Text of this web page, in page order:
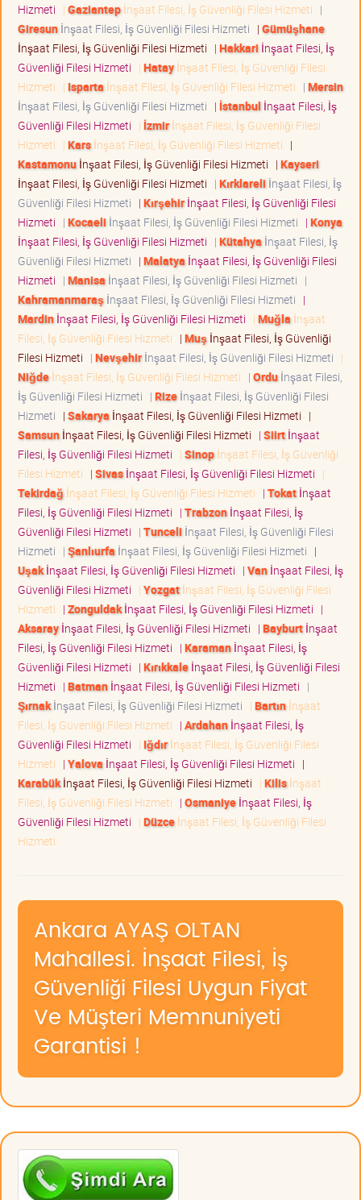
Hizmeti | Gaziantepİnşaat Filesi, İş Güvenliği Filesi Hizmeti |
Giresunİnşaat Filesi, İş Güvenliği Filesi Hizmeti | Gümüşhane
İnşaat Filesi, İş Güvenliği Filesi Hizmeti | Hakkari İnşaat Filesi, İş
Güvenliği Filesi Hizmeti | Hatayİnşaat Filesi, İş Güvenliği Filesi
Hizmeti | Isparta İnşaat Filesi, İş Güvenliği Filesi Hizmeti | Mersin
İnşaat Filesi, İş Güvenliği Filesi Hizmeti | İstanbul İnşaat Filesi, İş
Güvenliği Filesi Hizmeti | İzmirİnşaat Filesi, İş Güvenliği Filesi
Hizmeti | Karsİnşaat Filesi, İş Güvenliği Filesi Hizmeti |
Kastamonuİnşaat Filesi, İş Güvenliği Filesi Hizmeti | Kayseri
İnşaat Filesi, İş Güvenliği Filesi Hizmeti | Kırklareli İnşaat Filesi, İş
Güvenliği Filesi Hizmeti | Kırşehirİnşaat Filesi, İş Güvenliği Filesi
Hizmeti | Kocaeli İnşaat Filesi, İş Güvenliği Filesi Hizmeti | Konya
İnşaat Filesi, İş Güvenliği Filesi Hizmeti | Kütahya İnşaat Filesi, İş
Güvenliği Filesi Hizmeti | Malatya İnşaat Filesi, İş Güvenliği Filesi
Hizmeti | Manisa İnşaat Filesi, İş Güvenliği Filesi Hizmeti |
Kahramanmaraş İnşaat Filesi, İş Güvenliği Filesi Hizmeti |
Mardinİnşaat Filesi, İş Güvenliği Filesi Hizmeti | Muğla İnşaat
Filesi, İş Güvenliği Filesi Hizmeti | Muş İnşaat Filesi, İş Güvenliği
Filesi Hizmeti | Nevşehirİnşaat Filesi, İş Güvenliği Filesi Hizmeti |
Niğdeİnşaat Filesi, İş Güvenliği Filesi Hizmeti | Orduİnşaat Filesi,
İş Güvenliği Filesi Hizmeti | Rizeİnşaat Filesi, İş Güvenliği Filesi
Hizmeti | Sakarya İnşaat Filesi, İş Güvenliği Filesi Hizmeti |
Samsunİnşaat Filesi, İş Güvenliği Filesi Hizmeti | Siirtİnşaat
Filesi, İş Güvenliği Filesi Hizmeti | Sinopİnşaat Filesi, İş Güvenliği
Filesi Hizmeti | Sivasİnşaat Filesi, İş Güvenliği Filesi Hizmeti |
Tekirdağ İnşaat Filesi, İş Güvenliği Filesi Hizmeti | Tokatİnşaat
Filesi, İş Güvenliği Filesi Hizmeti | Trabzonİnşaat Filesi, İş
Güvenliği Filesi Hizmeti | Tunceli İnşaat Filesi, İş Güvenliği Filesi
Hizmeti | Şanlıurfa İnşaat Filesi, İş Güvenliği Filesi Hizmeti |
Uşakİnşaat Filesi, İş Güvenliği Filesi Hizmeti | Vanİnşaat Filesi, İş
Güvenliği Filesi Hizmeti | Yozgatİnşaat Filesi, İş Güvenliği Filesi
Hizmeti | Zonguldakİnşaat Filesi, İş Güvenliği Filesi Hizmeti |
Aksarayİnşaat Filesi, İş Güvenliği Filesi Hizmeti | Bayburtİnşaat
Filesi, İş Güvenliği Filesi Hizmeti | Karamanİnşaat Filesi, İş
Güvenliği Filesi Hizmeti | Kırıkkaleİnşaat Filesi, İş Güvenliği Filesi
Hizmeti | Batmanİnşaat Filesi, İş Güvenliği Filesi Hizmeti |
Şırnakİnşaat Filesi, İş Güvenliği Filesi Hizmeti | Bartınİnşaat
Filesi, İş Güvenliği Filesi Hizmeti | Ardahanİnşaat Filesi, İş
Güvenliği Filesi Hizmeti | Iğdırİnşaat Filesi, İş Güvenliği Filesi
Hizmeti | Yalova İnşaat Filesi, İş Güvenliği Filesi Hizmeti |
Karabükİnşaat Filesi, İş Güvenliği Filesi Hizmeti | Kilisİnşaat
Filesi, İş Güvenliği Filesi Hizmeti | Osmaniyeİnşaat Filesi, İş
Güvenliği Filesi Hizmeti | Düzceİnşaat Filesi, İş Güvenliği Filesi
Hizmeti
Ankara AYAŞ OLTAN
Mahallesi. İnşaat Filesi, İş
Güvenliği Filesi Uygun Fiyat
Ve Müşteri Memnuniyeti
Garantisi !